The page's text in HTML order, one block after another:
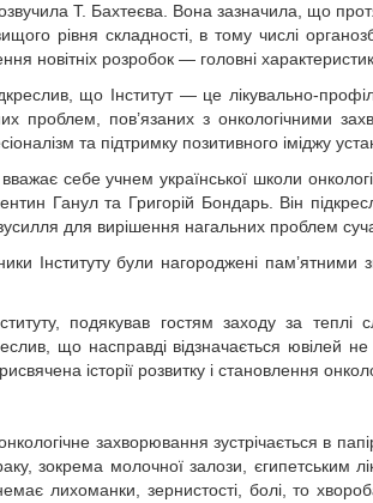
Т. Бахтеєва. Вона зазначила, що
рівня складності, в тому числі
новітніх розробок — голов­ні
що Інститут — це лікувально-
проблем, пов’язаних з онкологічними
та підтримку позитивного іміджу
себе учнем української школи
Ганул та Григорій Бондарь. Він
для вирішення нагальних проблем
Інституту були нагороджені
подякував гостям заходу за теплі
що насправді відзначається ювілей не
історії розвитку і становлення
захворювання зустрічається в
зокрема молочної залози, єгипетським
лихоманки, зернистості, болі, то